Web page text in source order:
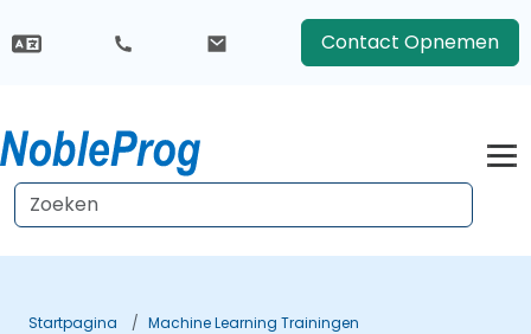
Contact Opnemen
Startpagina
Machine Learning Trainingen